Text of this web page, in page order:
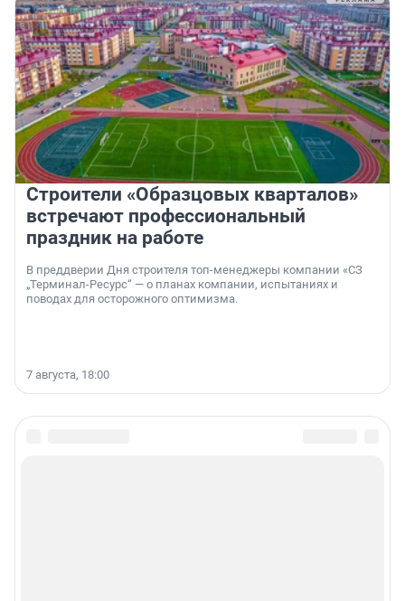
Строители «Образцовых кварталов»
встречают профессиональный
праздник на работе
В преддверии Дня строителя топ-менеджеры компании «СЗ
„Терминал-Ресурс“ — о планах компании, испытаниях и
поводах для осторожного оптимизма.
7 августа, 18:00